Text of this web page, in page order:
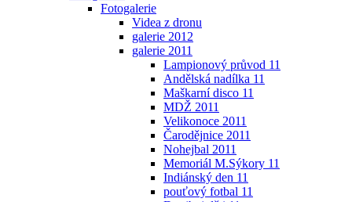
Fotogalerie
Videa z dronu
galerie 2012
galerie 2011
Lampionový průvod 11
Andělská nadílka 11
Maškarní disco 11
MDŽ 2011
Velikonoce 2011
Čarodějnice 2011
Nohejbal 2011
Memoriál M.Sýkory 11
Indiánský den 11
pouťový fotbal 11